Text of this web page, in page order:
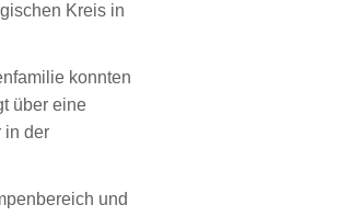
Kreis in
konnten
über eine
in der
und